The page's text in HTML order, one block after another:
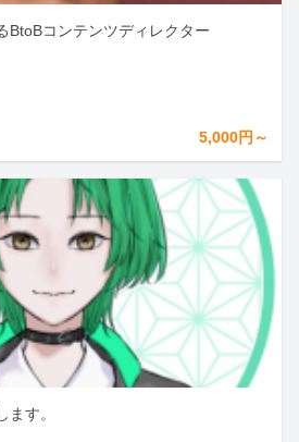
BtoBコンテンツディレクター
5,000円～
す。